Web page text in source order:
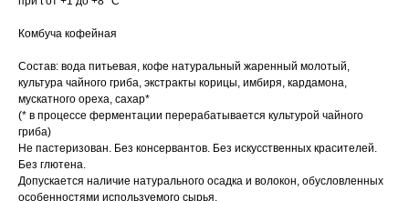
Комбуча кофейная
Состав: вода питьевая, кофе натуральный жаренный молотый,
культура чайного гриба, экстракты корицы, имбиря, кардамона,
мускатного ореха, сахар*
(* в процессе ферментации перерабатывается культурой чайного
гриба)
Не пастеризован. Без консервантов. Без искусственных красителей.
Без глютена.
Допускается наличие натурального осадка и волокон, обусловленных
особенностями используемого сырья.